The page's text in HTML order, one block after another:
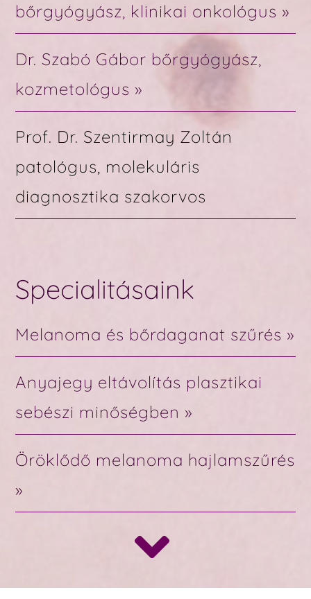
bőrgyógyász, klinikai onkológus »
Dr. Szabó Gábor bőrgyógyász,
kozmetológus »
Prof. Dr. Szentirmay Zoltán
patológus, molekuláris
diagnosztika szakorvos
Specialitásaink
Melanoma és bőrdaganat szűrés »
Anyajegy eltávolítás plasztikai
sebészi minőségben »
Öröklődő melanoma hajlamszűrés
»